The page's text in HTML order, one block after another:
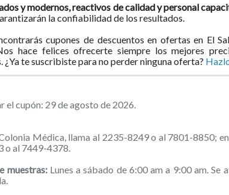
y modernos, reactivos de calidad y personal
la confiabilidad de los resultados.
cupones de descuentos en ofertas en El
hace felices ofrecerte siempre los mejores
¿Ya te suscribiste para no perder ninguna oferta?
el cupón: 29 de agosto de 2026.
Médica, llama al 2235-8249 o al 7801-8850;
o al 7449-4378.
muestras:Lunes a sábado de 6:00 am a 9:00 am. Se